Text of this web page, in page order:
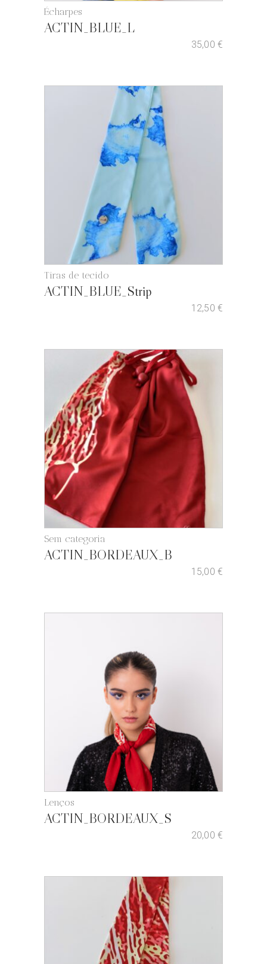
Écharpes
ACTIN_BLUE_L
35,00 €
Tiras de tecido
ACTIN_BLUE_Strip
12,50 €
Sem categoria
ACTIN_BORDEAUX_B
15,00 €
Lenços
ACTIN_BORDEAUX_S
20,00 €